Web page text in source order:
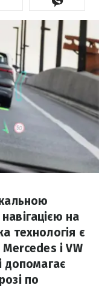
на
технологія є
і VW
допомагає
по